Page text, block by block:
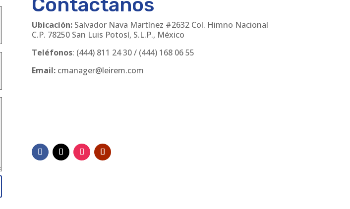
Ubicación:Salvador Nava Martínez #2632 Col. Himno Nacional
C.P. 78250 San Luis Potosí, S.L.P., México
Teléfonos: (444) 811 24 30/ (444) 168 06 55
Email: cmanager@leirem.com